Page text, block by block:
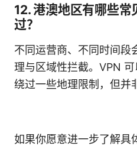
12. 港澳地区有哪些
过？
不同运营商、不同时间段
理与区域性拦截。VPN
绕过一些地理限制，但并
如果你愿意进一步了解具